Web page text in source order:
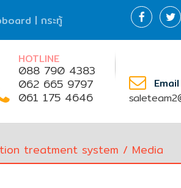
| กระทู้
HOTLINE
088 790 4383
062 665 9797
061 175 4646
treatment system / Media